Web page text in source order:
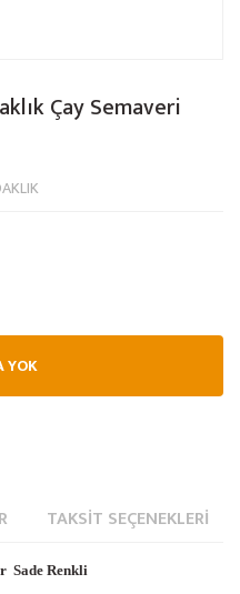
Çay Semaveri
YOK
TAKSIT SEÇENEKLERI
Sade Renkli